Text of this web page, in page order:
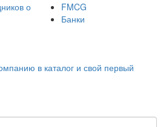
о
FMCG
Банки
в каталог и свой первый